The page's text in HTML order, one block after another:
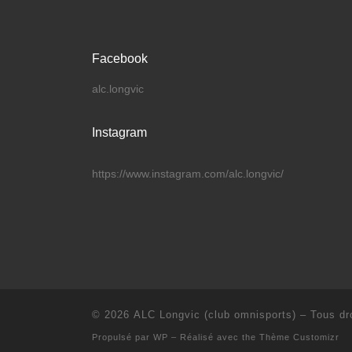
Facebook
alc.longvic
Instagram
https://www.instagram.com/alc.longvic/
© 2026 ALC Longvic (club omnisports) – Tous
Propulsé par WP – Réalisé avec the Thème Customizr